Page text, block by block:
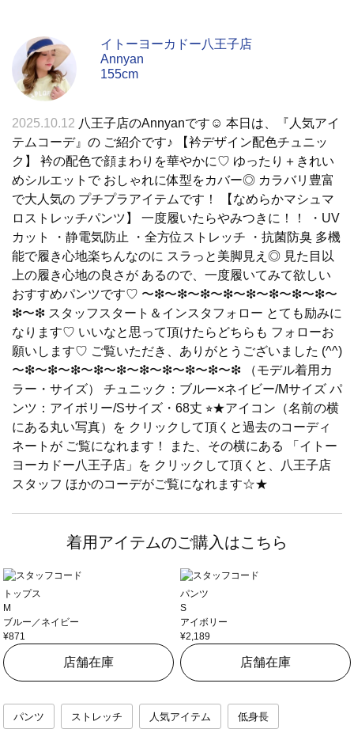
イトーヨーカドー八王子店
Annyan
155cm
2025.10.12 八王子店のAnnyanです☺︎ 本日は、『人気アイ
テムコーデ』の ご紹介です♪ 【衿デザイン配色チュニッ
ク】 衿の配色で顔まわりを華やかに♡ ゆったり＋きれい
めシルエットで おしゃれに体型をカバー◎ カラバリ豊富
で大人気の プチプラアイテムです！ 【なめらかマシュマ
ロストレッチパンツ】 一度履いたらやみつきに！！ ・UV
カット ・静電気防止 ・全方位ストレッチ ・抗菌防臭 多機
能で履き心地楽ちんなのに スラっと美脚見え◎ 見た目以
上の履き心地の良さが あるので、一度履いてみて欲しい
おすすめパンツです♡ 〜❇︎〜❇︎〜❇︎〜❇︎〜❇︎〜❇︎〜❇︎〜❇︎〜
❇︎〜❇︎ スタッフスタート＆インスタフォロー とても励みに
なります♡ いいなと思って頂けたらどちらも フォローお
願いします♡ ご覧いただき、ありがとうございました (^^)
〜❇︎〜❇︎〜❇︎〜❇︎〜❇︎〜❇︎〜❇︎〜❇︎〜❇︎〜❇︎ （モデル着用カ
ラー・サイズ） チュニック：ブルー×ネイビー/Mサイズ パ
ンツ：アイボリー/Sサイズ・68丈 ⭐︎★アイコン（名前の横
にある丸い写真）を クリックして頂くと過去のコーディ
ネートが ご覧になれます！ また、その横にある 「イトー
ヨーカドー八王子店」を クリックして頂くと、八王子店
スタッフ ほかのコーデがご覧になれます☆★
着用アイテムのご購入はこちら
トップス
M
ブルー／ネイビー
¥871
店舗在庫
パンツ
S
アイボリー
¥2,189
店舗在庫
パンツ ストレッチ 人気アイテム 低身長